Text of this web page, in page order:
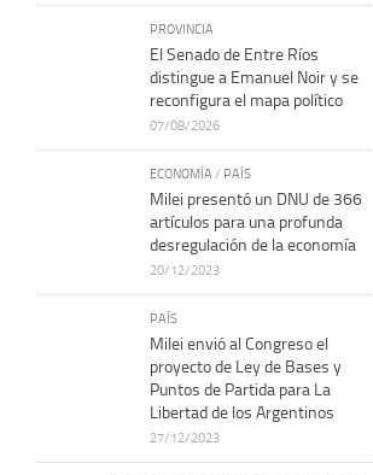
PROVINCIA
El Senado de Entre Ríos
distingue a Emanuel Noir y se
reconfigura el mapa político
07/08/2026
ECONOMÍA / PAÍS
Milei presentó un DNU de 366
artículos para una profunda
desregulación de la economía
20/12/2023
PAÍS
Milei envió al Congreso el
proyecto de Ley de Bases y
Puntos de Partida para La
Libertad de los Argentinos
27/12/2023